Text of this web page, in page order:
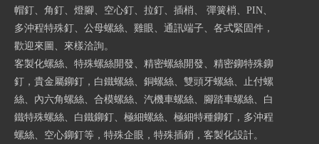
帽釘、角釘、燈腳、空心釘、拉釘、插梢、 彈簧梢、PIN、
多沖程特殊釘、公母螺絲、雞眼、通訊端子、各式緊固件，
歡迎來圖、來樣洽詢。
客製化螺絲、特殊螺絲開發、精密螺絲開發、精密鉚特殊鉚
釘，貴金屬鉚釘，白鐵螺絲、銅螺絲、雙頭牙螺絲、止付螺
絲、內六角螺絲、合模螺絲、汽機車螺絲、腳踏車螺絲、白
鐵特殊螺絲、白鐵鉚釘、極細螺絲、極細特種鉚釘，多沖程
螺絲、空心鉚釘等，特殊企眼，特殊插銷，客製化設計。